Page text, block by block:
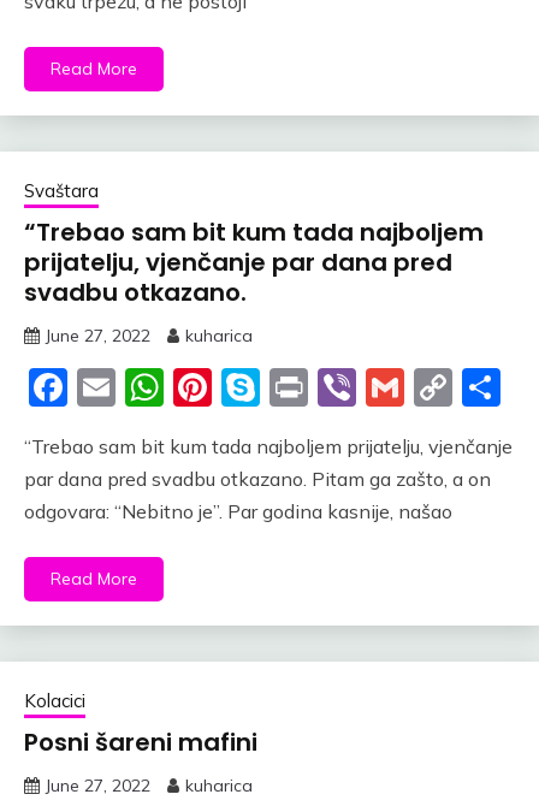
Read More
Svaštara
“Trebao sam bit kum tada najboljem
prijatelju, vjenčanje par dana pred
svadbu otkazano.
June 27, 2022 kuharica
Facebook
EmailWhatsApp
Pinterest
Skype
PrintViberGmail
Link
“Trebao sam bit kum tada najboljem prijatelju, vjenčanje
par dana pred svadbu otkazano. Pitam ga zašto, a on
odgovara: “Nebitno je”. Par godina kasnije, našao
Read More
Kolacici
Posni šareni mafini
June 27, 2022 kuharica